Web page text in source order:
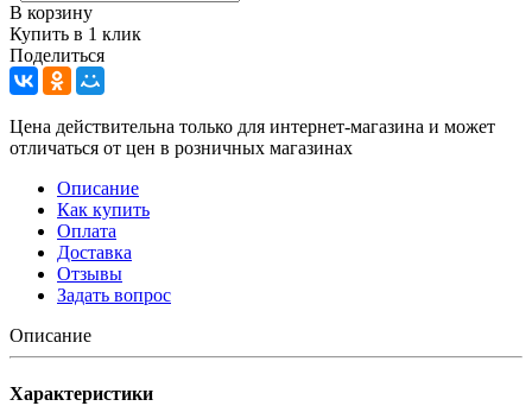
В корзину
Купить в 1 клик
Поделиться
Цена действительна только для интернет-магазина и может
отличаться от цен в розничных магазинах
Описание
Как купить
Оплата
Доставка
Отзывы
Задать вопрос
Описание
Характеристики